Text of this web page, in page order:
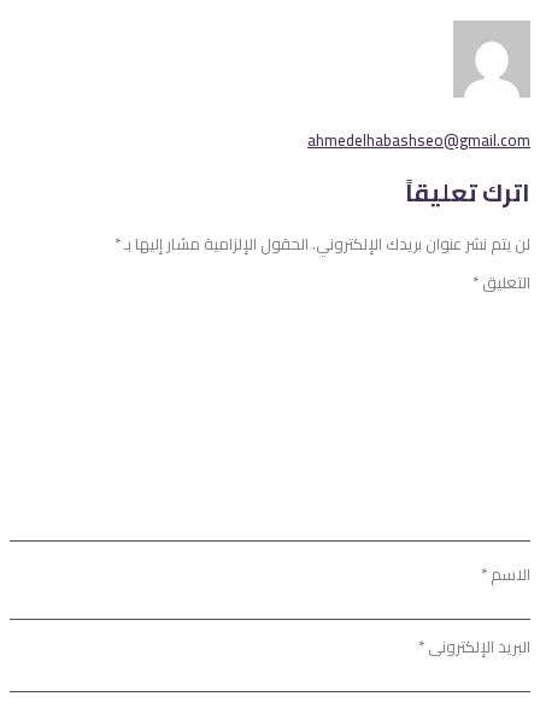
ahmedelhabashseo@gmail.com
اترك تعليقاً
لن يتم نشر عنوان بريدك الإلكتروني. الحقول الإلزامية مشار إليها بـ*
التعليق*
الاسم*
البريد الإلكتروني*